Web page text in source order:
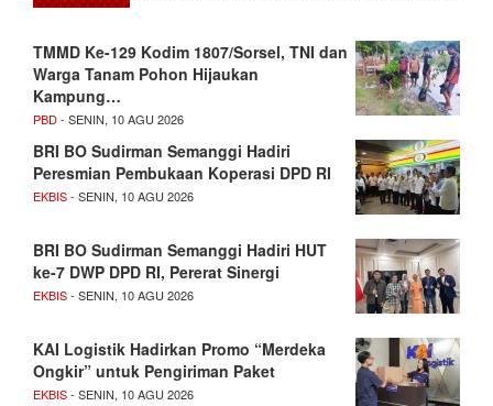
TMMD Ke-129 Kodim 1807/Sorsel, TNI dan
Warga Tanam Pohon Hijaukan
Kampung…
PBD- SENIN, 10 AGU 2026
BRI BO Sudirman Semanggi Hadiri
Peresmian Pembukaan Koperasi DPD RI
EKBIS- SENIN, 10 AGU 2026
BRI BO Sudirman Semanggi Hadiri HUT
ke-7 DWP DPD RI, Pererat Sinergi
EKBIS- SENIN, 10 AGU 2026
KAI Logistik Hadirkan Promo “Merdeka
Ongkir” untuk Pengiriman Paket
EKBIS- SENIN, 10 AGU 2026